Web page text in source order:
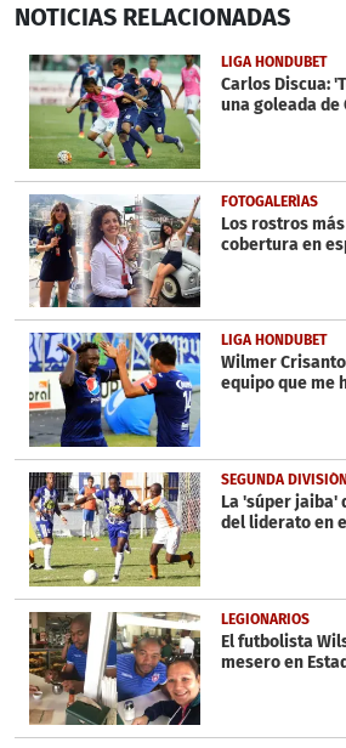
seconds
4
minutes,
32
seconds
NOTICIAS RELACIONADAS
LIGA HONDUBET
Carlos Discua:
una goleada de
FOTOGALERÍAS
Los rostros
cobertura en
LIGA HONDUBET
Wilmer
equipo que me
SEGUNDA DIVISIÓN
La 'súper jaiba'
del liderato en
LEGIONARIOS
El futbolista
mesero en